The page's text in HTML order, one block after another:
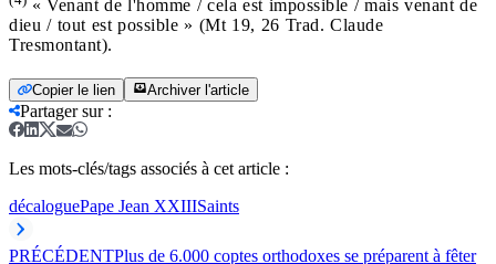
« Venant de l'homme / cela est impossible / mais venant de
dieu / tout est possible » (Mt 19, 26 Trad. Claude
Tresmontant).
Copier le lien Archiver l'article
Partager sur:
Les mots-clés/tags associés à cet article :
décaloguePape Jean XXIIISaints
PRÉCÉDENTPlus de 6.000 coptes orthodoxes se préparent à fêter